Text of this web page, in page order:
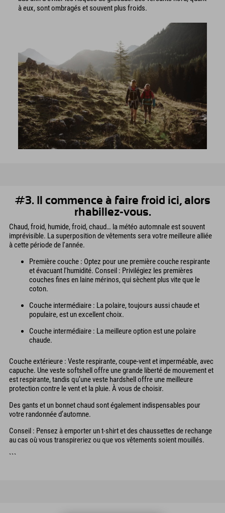
à eux, sont ombragés et souvent plus froids.
#3. Il commence à faire froid ici, alors
rhabillez-vous.
Chaud, froid, humide, froid, chaud… la météo automnale est souvent
imprévisible. La superposition de vêtements sera votre meilleure alliée
à cette période de l'année.
Première couche : Optez pour une première couche respirante
et évacuant l'humidité. Conseil : Privilégiez les premières
couches fines en laine mérinos, qui sèchent plus vite que le
coton.
Couche intermédiaire : La polaire, toujours aussi chaude et
populaire, est un excellent choix.
Couche intermédiaire : La meilleure option est une polaire
chaude.
Couche extérieure : Veste respirante, coupe-vent et imperméable, avec
capuche. Une veste softshell offre une grande liberté de mouvement et
est respirante, tandis qu’une veste hardshell offre une meilleure
protection contre le vent et la pluie. À vous de choisir.
Des gants et un bonnet chaud sont également indispensables pour
votre randonnée d’automne.
Conseil : Pensez à emporter un t-shirt et des chaussettes de rechange
au cas où vous transpireriez ou que vos vêtements soient mouillés.
```